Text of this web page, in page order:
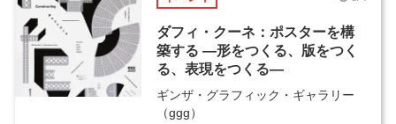
ダフィ・クーネ：ポスターを構
築する ―形をつくる、版をつく
る、表現をつくる―
ギンザ・グラフィック・ギャラリー
（ggg）